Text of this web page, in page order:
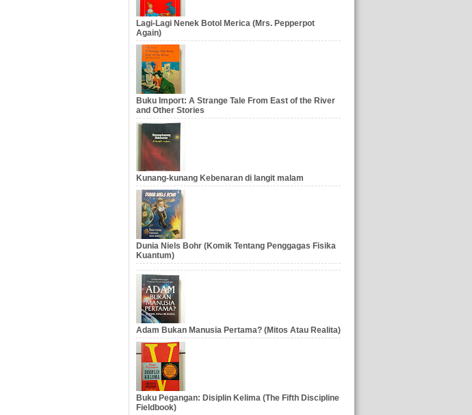
Lagi-Lagi Nenek Botol Merica (Mrs. Pepperpot
Again)
Buku Import: A Strange Tale From East of the River
and Other Stories
Kunang-kunang Kebenaran di langit malam
Dunia Niels Bohr (Komik Tentang Penggagas Fisika
Kuantum)
Adam Bukan Manusia Pertama? (Mitos Atau Realita)
Buku Pegangan: Disiplin Kelima (The Fifth Discipline
Fieldbook)